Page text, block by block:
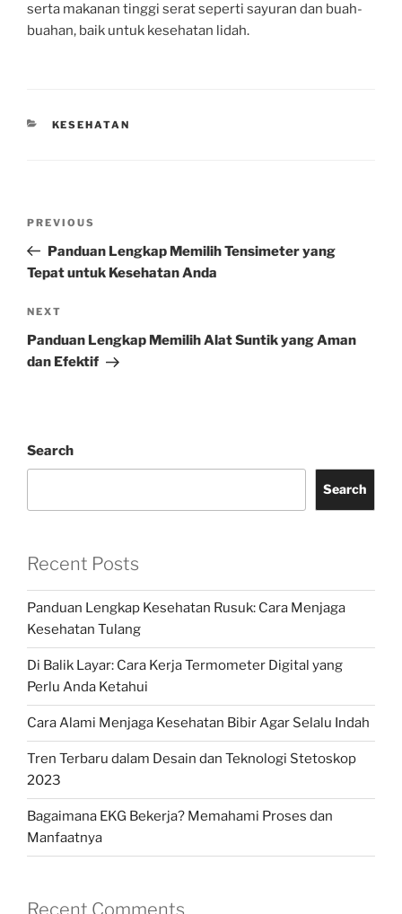
serta makanan tinggi serat seperti sayuran dan buah-
buahan, baik untuk kesehatan lidah.
CATEGORIES
KESEHATAN
Previous
Post
PREVIOUS
Panduan Lengkap Memilih Tensimeter yang
Tepat untuk Kesehatan Anda
Next
Post
NEXT
Panduan Lengkap Memilih Alat Suntik yang Aman
dan Efektif
Search
Search
Recent Posts
Panduan Lengkap Kesehatan Rusuk: Cara Menjaga
Kesehatan Tulang
Di Balik Layar: Cara Kerja Termometer Digital yang
Perlu Anda Ketahui
Cara Alami Menjaga Kesehatan Bibir Agar Selalu Indah
Tren Terbaru dalam Desain dan Teknologi Stetoskop
2023
Bagaimana EKG Bekerja? Memahami Proses dan
Manfaatnya
Recent Comments